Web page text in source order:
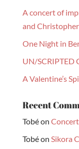
A concert of
and
One Night in
UN/SCRIPTED
A Valentine’s
Recent
Tobéon
Tobéon Sikora